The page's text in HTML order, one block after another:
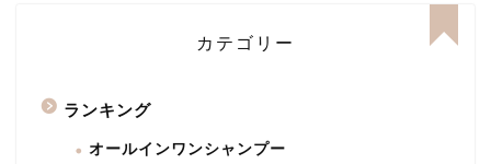
カテゴリー
ランキング
オールインワンシャンプー